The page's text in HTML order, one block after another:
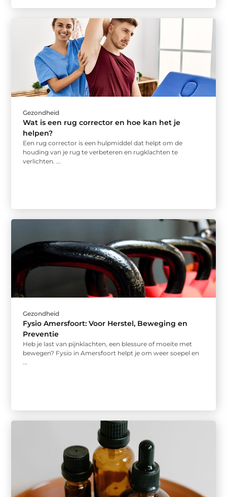
Gezondheid
Wat is een rug corrector en hoe kan het je
helpen?
Een rug corrector is een hulpmiddel dat helpt om de
houding van je rug te verbeteren en rugklachten te
verlichten. ...
Gezondheid
Fysio Amersfoort: Voor Herstel, Beweging en
Preventie
Heb je last van pijnklachten, een blessure of moeite met
bewegen? Fysio in Amersfoort helpt je om weer soepel en
...